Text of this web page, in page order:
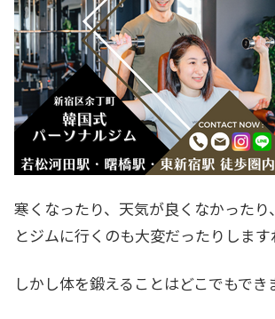
寒くなったり、天気が良くなかったり
とジムに行くのも大変だったりします
しかし体を鍛えることはどこでもでき